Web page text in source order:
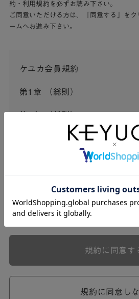
約・利用規約を必ずお読み下さい。
ご同意いただける方は、「同意する」を
ームへお進み下さい。
ケユカ会員規約
第1章 （総則）
この会員規約（以下「本規約」とい
式会社ケユカ事業部（以下「弊社」
する一連のサービスに関し、弊社が
本規約は、会員と弊社との間のサー
切の関係に適用されるものとします。
弊社が一連のサービスを提供するに
ら個別規定はその名称のいかんに関
めが優先されるものとします。
規約に同意し
規約に同意す